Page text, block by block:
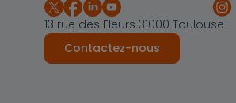
13 rue des Fleurs 31000 Toulouse
Contactez-nous